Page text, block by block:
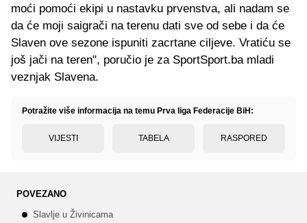
moći pomoći ekipi u nastavku prvenstva, ali nadam se
da će moji saigrači na terenu dati sve od sebe i da će
Slaven ove sezone ispuniti zacrtane ciljeve. Vratiću se
još jači na teren", poručio je za SportSport.ba mladi
veznjak Slavena.
Potražite više informacija na temu Prva liga Federacije BiH:
VIJESTI TABELA RASPORED
POVEZANO
Slavlje u Živinicama